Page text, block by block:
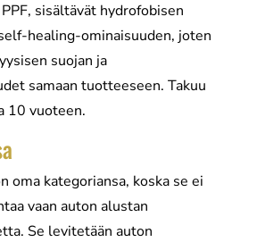
sisältävät hydrofobisen
healing-ominaisuuden, joten
suojan ja
samaan tuotteeseen. Takuu
10 vuoteen.
oma kategoriansa, koska se ei
vaan auton alustan
Se levitetään auton